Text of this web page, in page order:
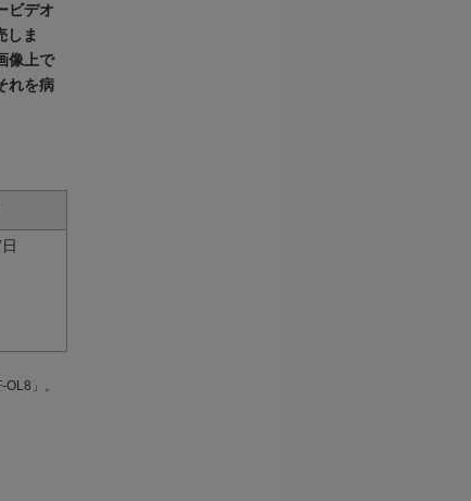
ビデオ
しま
像上で
れを病
」。